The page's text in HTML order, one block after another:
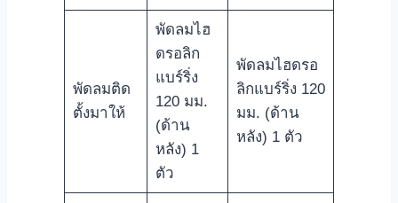
พัดลมติด
ตั้งมาให้
พัดลมไฮ
ดรอลิก
แบร์ริ่ง
120 มม.
(ด้าน
หลัง) 1
ตัว
พัดลมไฮดรอ
ลิกแบร์ริ่ง 120
มม. (ด้าน
หลัง) 1 ตัว